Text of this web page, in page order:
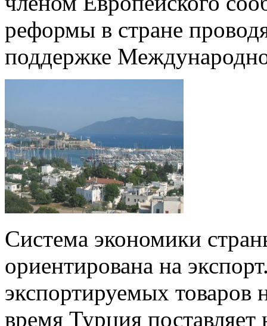
реформы в стране
поддержке
Система экономики
ориентирована на
экспортируемых товаров
время Турция